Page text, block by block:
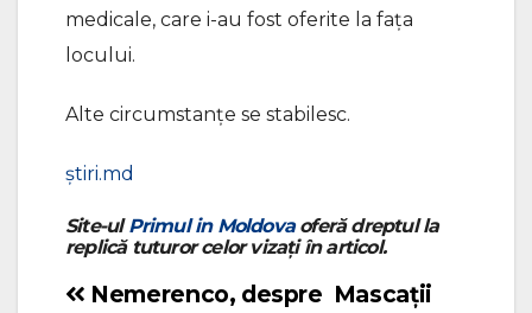
medicale, care i-au fost oferite la fața
locului.
Alte circumstanțe se stabilesc.
știri.md
Site-ulPrimul in Moldovaoferă dreptul la
replică tuturor celor vizați în articol.
Navigare
Mascații
Nemerenco, despre